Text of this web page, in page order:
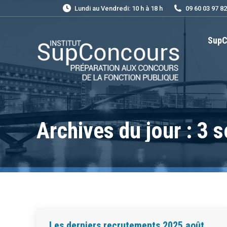
Lundi au Vendredi: 10 h à 18 h 09 60 03 97 82
Archives du jour :3